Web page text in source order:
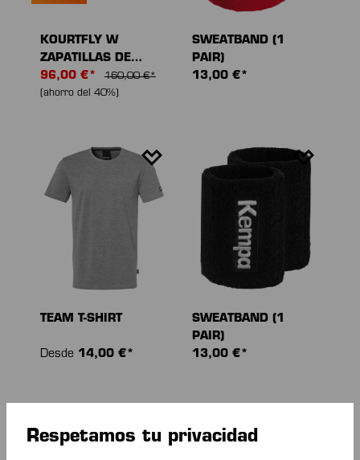
KOURTFLY W
ZAPATILLAS DE
DEPORTE
96,00 €*
160,00 €*
(ahorro del 40%)
SWEATBAND (1
PAIR)
13,00 €*
TEAM T-SHIRT
Desde 14,00 €*
SWEATBAND (1
PAIR)
13,00 €*
Respetamos tu privacidad